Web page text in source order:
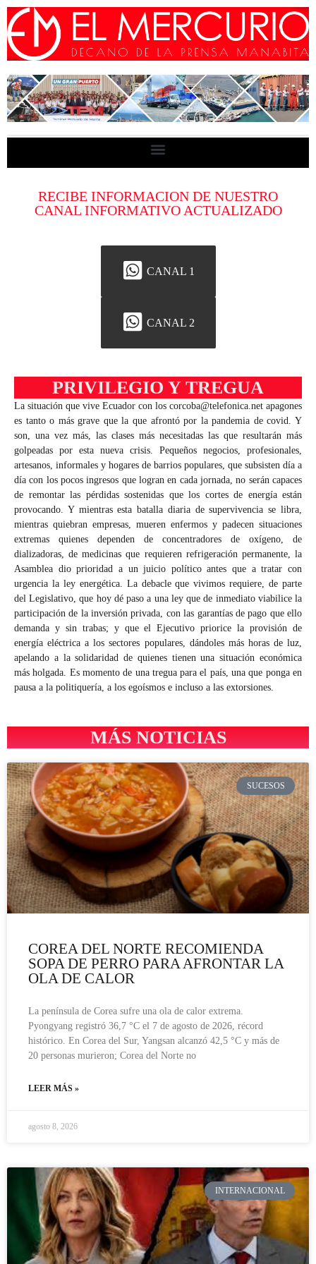
RECIBE INFORMACION DE NUESTRO
CANAL INFORMATIVO ACTUALIZADO
CANAL 1
CANAL 2
PRIVILEGIO Y TREGUA
La situación que vive Ecuador con los corcoba@telefonica.net apagones
es tanto o más grave que la que afrontó por la pandemia de covid. Y
son, una vez más, las clases más necesitadas las que resultarán más
golpeadas por esta nueva crisis. Pequeños negocios, profesionales,
artesanos, informales y hogares de barrios populares, que subsisten día a
día con los pocos ingresos que logran en cada jornada, no serán capaces
de remontar las pérdidas sostenidas que los cortes de energía están
provocando. Y mientras esta batalla diaria de supervivencia se libra,
mientras quiebran empresas, mueren enfermos y padecen situaciones
extremas quienes dependen de concentradores de oxígeno, de
dializadoras, de medicinas que requieren refrigeración permanente, la
Asamblea dio prioridad a un juicio político antes que a tratar con
urgencia la ley energética. La debacle que vivimos requiere, de parte
del Legislativo, que hoy dé paso a una ley que de inmediato viabilice la
participación de la inversión privada, con las garantías de pago que ello
demanda y sin trabas; y que el Ejecutivo priorice la provisión de
energía eléctrica a los sectores populares, dándoles más horas de luz,
apelando a la solidaridad de quienes tienen una situación económica
más holgada. Es momento de una tregua para el país, una que ponga en
pausa a la politiquería, a los egoísmos e incluso a las extorsiones.
MÁS NOTICIAS
SUCESOS
COREA DEL NORTE RECOMIENDA
SOPA DE PERRO PARA AFRONTAR LA
OLA DE CALOR
La península de Corea sufre una ola de calor extrema.
Pyongyang registró 36,7 °C el 7 de agosto de 2026, récord
histórico. En Corea del Sur, Yangsan alcanzó 42,5 °C y más de
20 personas murieron; Corea del Norte no
LEER MÁS »
agosto 8, 2026
INTERNACIONAL